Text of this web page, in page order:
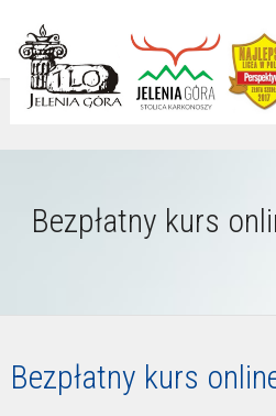
Bezpłatny kurs
Bezpłatny kurs